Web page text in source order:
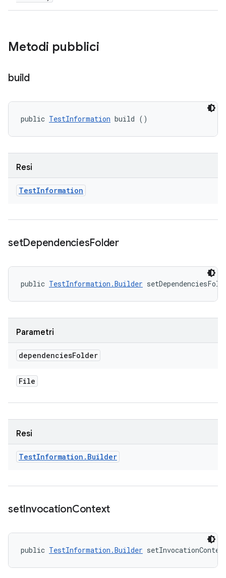
Metodi pubblici
build
public TestInformation build ()
Resi
TestInformation
setDependenciesFolder
public TestInformation.Builder
Parametri
dependenciesFolder
File
Resi
TestInformation . Builder
setInvocationContext
public TestInformation.Builder